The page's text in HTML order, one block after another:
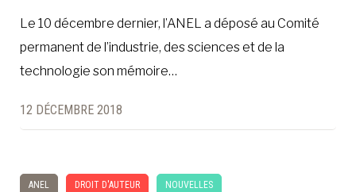
Le 10 décembre dernier, l’ANEL a déposé au Comité
permanent de l’industrie, des sciences et de la
technologie son mémoire…
12 DÉCEMBRE 2018
ANEL DROIT D'AUTEUR NOUVELLES